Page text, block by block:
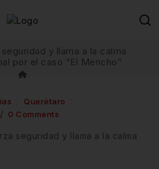
y llama a la calma
por el caso “El Mencho”
Querétaro
0 Comments